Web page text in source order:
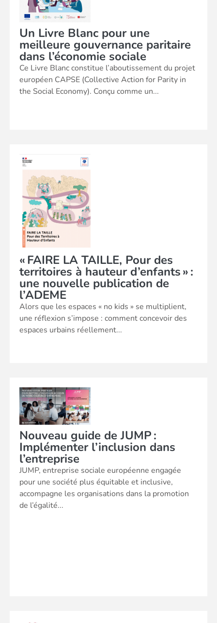
Un Livre Blanc pour une
meilleure gouvernance paritaire
dans l’économie sociale
Ce Livre Blanc constitue l’aboutissement du projet
européen CAPSE (Collective Action for Parity in
the Social Economy). Conçu comme un...
« FAIRE LA TAILLE, Pour des
territoires à hauteur d’enfants » :
une nouvelle publication de
l’ADEME
Alors que les espaces « no kids » se multiplient,
une réflexion s’impose : comment concevoir des
espaces urbains réellement...
Nouveau guide de JUMP :
Implémenter l’inclusion dans
l’entreprise
JUMP, entreprise sociale européenne engagée
pour une société plus équitable et inclusive,
accompagne les organisations dans la promotion
de l’égalité...